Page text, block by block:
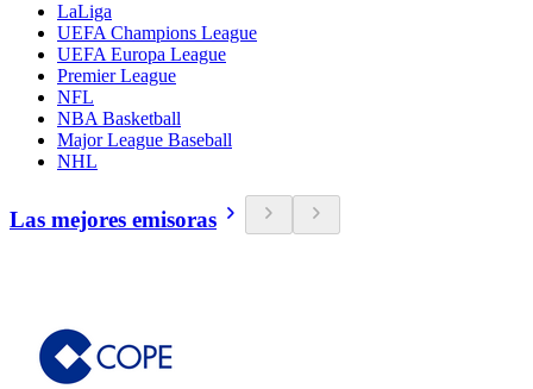
LaLiga
UEFA Champions League
UEFA Europa League
Premier League
NFL
NBA Basketball
Major League Baseball
NHL
Las mejores emisoras